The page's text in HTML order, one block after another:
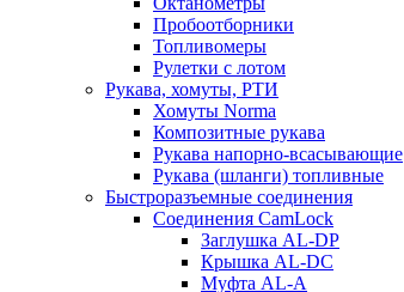
Пробоотборники
Топливомеры
Рулетки с лотом
Рукава, хомуты, РТИ
Хомуты Norma
Композитные рукава
Рукава напорно-всасывающие
Рукава (шланги) топливные
Быстроразъемные соединения
Соединения CamLock
Заглушка AL-DP
Крышка AL-DC
Муфта AL-A